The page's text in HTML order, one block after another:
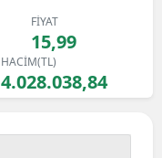
FİYAT
15,99
HACİM(TL)
4.028.038,84